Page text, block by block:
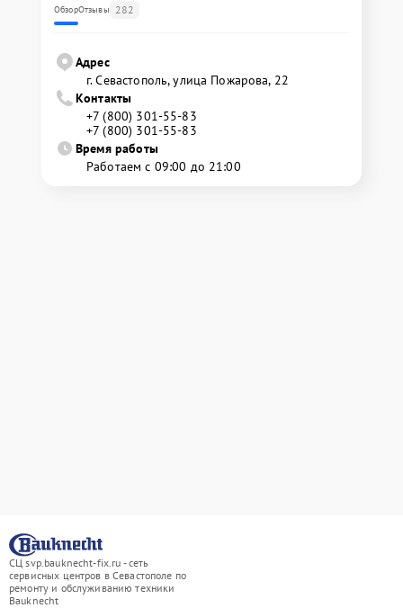
ОбзорОтзывы 282
Адрес
г. Севастополь, улица Пожарова, 22
Контакты
+7 (800) 301-55-83
+7 (800) 301-55-83
Время работы
Работаем с 09:00 до 21:00
СЦ svp.bauknecht-fix.ru - сеть
сервисных центров в Севастополе по
ремонту и обслуживанию техники
Bauknecht